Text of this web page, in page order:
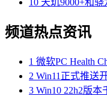
10 天玑9000+和
频道热点资讯
1 微软PC Health
2 Win11正式推送
3 Win10 22h2版